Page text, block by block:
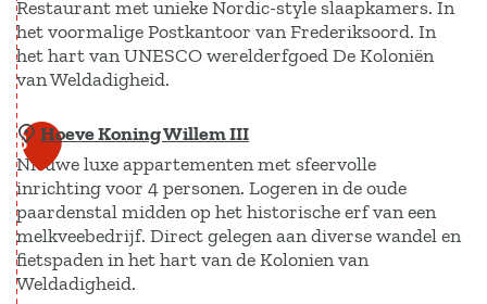
R
O
E
F
.
Restaurant met unieke Nordic-style slaapkamers. In
het voormalige Postkantoor van Frederiksoord. In
het hart van UNESCO werelderfgoed De Koloniën
van Weldadigheid.
P
O
S
T
E
N
3 Hoeve Koning Willem III
Nieuwe luxe appartementen met sfeervolle
inrichting voor 4 personen. Logeren in de oude
paardenstal midden op het historische erf van een
melkveebedrijf. Direct gelegen aan diverse wandel en
fietspaden in het hart van de Kolonien van
Weldadigheid.